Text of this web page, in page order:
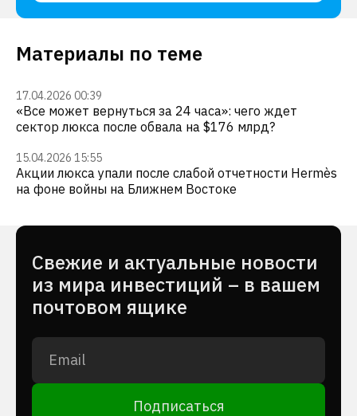
Материалы по теме
17.04.2026 00:39
«Все может вернуться за 24 часа»: чего ждет
сектор люкса после обвала на $176 млрд?
15.04.2026 15:55
Акции люкса упали после слабой отчетности Hermès
на фоне войны на Ближнем Востоке
Cвежие и актуальные новости
из мира инвестиций – в вашем
почтовом ящике
Подписаться